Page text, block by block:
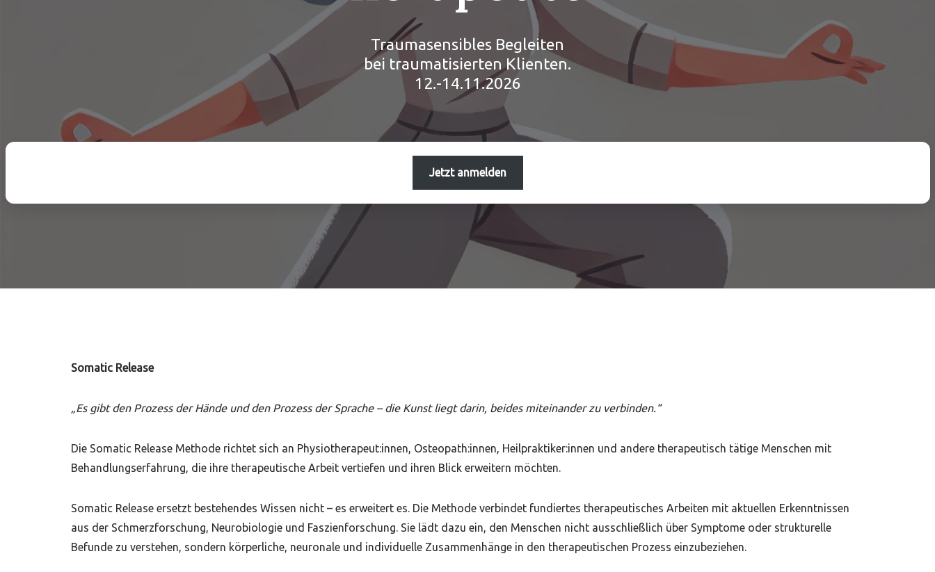
Traumasensibles Begleiten
bei traumatisierten Klienten.
12.-14.11.2026
Jetzt anmelden
Somatic Release
„Es gibt den Prozess der Hände und den Prozess der Sprache – die Kunst liegt darin, beides miteinander zu verbinden.“
Die Somatic Release Methode richtet sich an Physiotherapeut:innen, Osteopath:innen, Heilpraktiker:innen und andere therapeutisch tätige Menschen mit
Behandlungserfahrung, die ihre therapeutische Arbeit vertiefen und ihren Blick erweitern möchten.
Somatic Release ersetzt bestehendes Wissen nicht – es erweitert es. Die Methode verbindet fundiertes therapeutisches Arbeiten mit aktuellen Erkenntnissen
aus der Schmerzforschung, Neurobiologie und Faszienforschung. Sie lädt dazu ein, den Menschen nicht ausschließlich über Symptome oder strukturelle
Befunde zu verstehen, sondern körperliche, neuronale und individuelle Zusammenhänge in den therapeutischen Prozess einzubeziehen.